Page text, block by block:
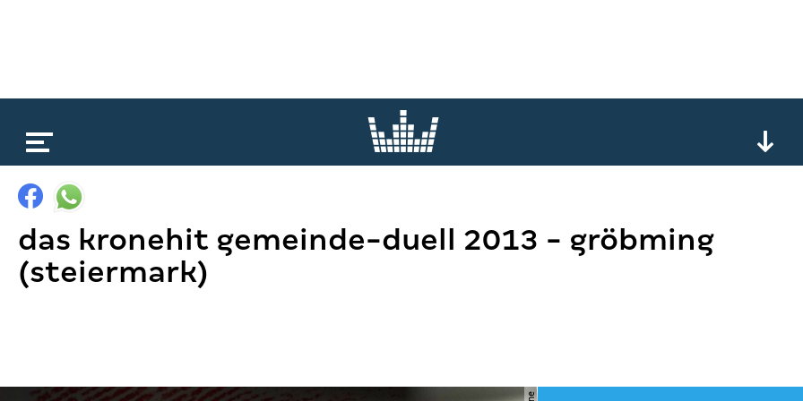
das kronehit gemeinde-duell 2013 - gröbming
(steiermark)